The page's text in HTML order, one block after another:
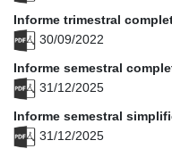
Informe trimestral
30/09/2022
Informe semestral
31/12/2025
Informe semestral
31/12/2025